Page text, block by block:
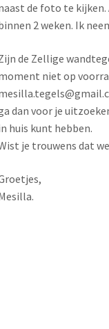
de foto te kijken.
2 weken. Ik
de Zellige
niet op
dan voor je
huis kunt hebben.
je trouwens dat